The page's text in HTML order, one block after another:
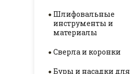
Шлифовальные
инструменты и
материалы
Сверла и коронки
Буры и насадки для